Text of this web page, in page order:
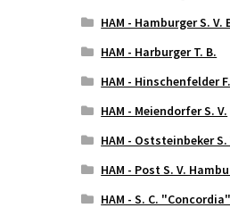
HAM - Hamburger S.
HAM - Harburger T. B.
HAM - Hinschenfelder
HAM - Meiendorfer S. V.
HAM - Oststeinbeker S.
HAM - Post S. V.
HAM - S. C.